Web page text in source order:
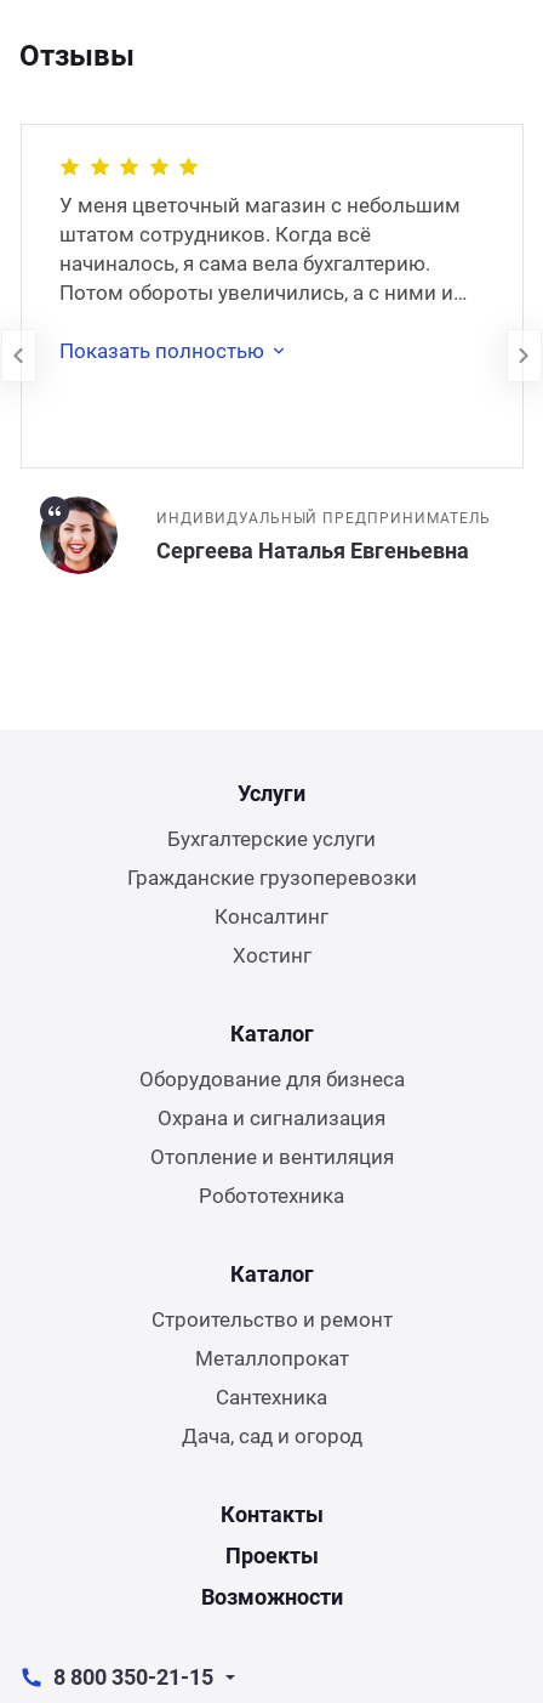
Отзывы
У меня цветочный магазин с небольшим
штатом сотрудников. Когда всё
начиналось, я сама вела бухгалтерию.
Потом обороты увеличились, а с ними и
наняла штатног�
Показать полностью
ИНДИВИДУАЛЬНЫЙ ПРЕДПРИНИМАТЕЛЬ
Сергеева Наталья Евгеньевна
Услуги
Бухгалтерские услуги
Гражданские грузоперевозки
Консалтинг
Хостинг
Каталог
Оборудование для бизнеса
Охрана и сигнализация
Отопление и вентиляция
Робототехника
Каталог
Строительство и ремонт
Металлопрокат
Сантехника
Дача, сад и огород
Контакты
Проекты
Возможности
8 800 350-21-15